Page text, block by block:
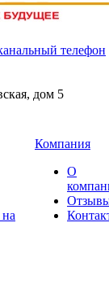
телефон
дом 5
Компания
О